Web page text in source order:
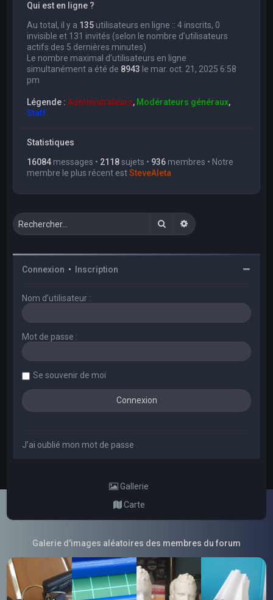
Qui est en ligne ?
Au total, il y a 135 utilisateurs en ligne :: 4 inscrits, 0
invisible et 131 invités (selon le nombre d’utilisateurs
actifs des 5 dernières minutes)
Le nombre maximal d’utilisateurs en ligne
simultanément a été de 8943 le mar. oct. 21, 2025 6:58
pm
Légende :Administrateurs, Modérateurs généraux,
Staff
Statistiques
16084 messages • 2118sujets • 936 membres • Notre
membre le plus récent estSteveAleta
RechercherRecherche avancée
Connexion • Inscription
Nom d’utilisateur :
Mot de passe :
Se souvenir de moi
J’ai oublié mon mot de passe
Gallerie
Carte
Galerie d'images aléatoires des membres du forum